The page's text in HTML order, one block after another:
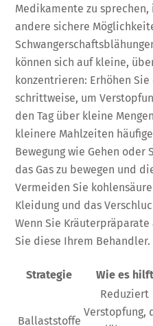
Medikamente zu
andere sichere
können sich auf kleine,
konzentrieren: Erhöhen
schrittweise, um
den Tag über kleine
kleinere Mahlzeiten
Bewegung wie Gehen oder
das Gas zu bewegen und
Vermeiden Sie
Kleidung und das
Wenn Sie
Sie diese Ihrem Behandler.
Strategie Wie es hilft
Ballaststoffe
Reduziert
Verstopfung,